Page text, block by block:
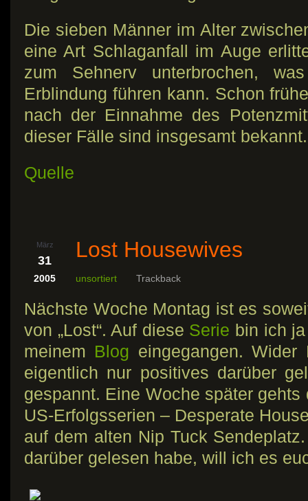
Die sieben Männer im Alter
eine Art Schlaganfall im Auge
zum Sehnerv unterbrochen,
Erblindung führen kann. Schon
nach der Einnahme des
dieser Fälle sind insgesamt bekannt.
Quelle
März
31
2005
Lost Housewives
unsortiert Trackback
Nächste Woche Montag ist es
von „Lost“. Auf diese Serie bin ich
meinem Blog eingegangen.
eigentlich nur positives darüber
gespannt. Eine Woche später
US-Erfolgsserien – Desperate
auf dem alten Nip Tuck
darüber gelesen habe, will ich es